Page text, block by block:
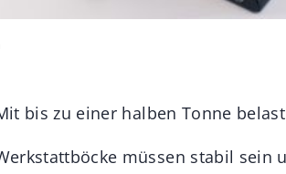
bis zu einer halben Tonne
müssen stabil sein